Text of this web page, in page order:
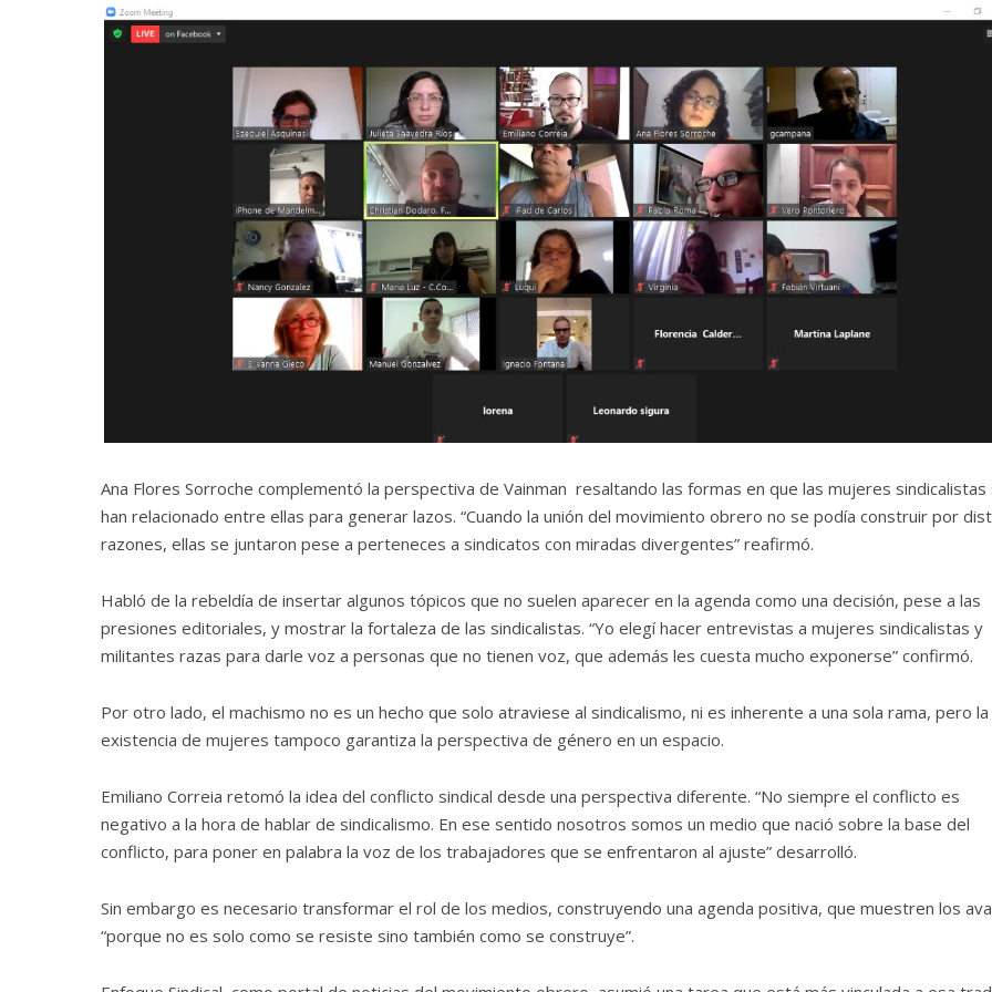
Ana Flores Sorroche complementó la perspectiva de Vainman resaltando las formas en que las mujeres sindicalistas
han relacionado entre ellas para generar lazos. “Cuando la unión del movimiento obrero no se podía construir por
razones, ellas se juntaron pese a perteneces a sindicatos con miradas divergentes” reafirmó.
Habló de la rebeldía de insertar algunos tópicos que no suelen aparecer en la agenda como una decisión, pese a las
presiones editoriales, y mostrar la fortaleza de las sindicalistas. “Yo elegí hacer entrevistas a mujeres sindicalistas y
militantes razas para darle voz a personas que no tienen voz, que además les cuesta mucho exponerse” confirmó.
Por otro lado, el machismo no es un hecho que solo atraviese al sindicalismo, ni es inherente a una sola rama, pero
existencia de mujeres tampoco garantiza la perspectiva de género en un espacio.
Emiliano Correia retomó la idea del conflicto sindical desde una perspectiva diferente. “No siempre el conflicto es
negativo a la hora de hablar de sindicalismo. En ese sentido nosotros somos un medio que nació sobre la base del
conflicto, para poner en palabra la voz de los trabajadores que se enfrentaron al ajuste” desarrolló.
Sin embargo es necesario transformar el rol de los medios, construyendo una agenda positiva, que muestren los
“porque no es solo como se resiste sino también como se construye”.